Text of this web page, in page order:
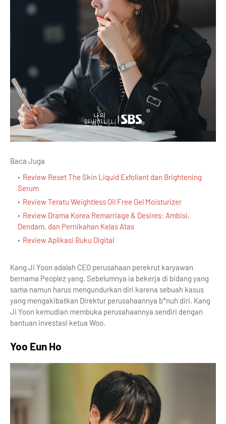
Baca Juga
Review Reset The Skin Liquid Exfoliant dan Brightening
Serum
Review Teratu Weightless Oil Free Gel Moisturizer
Review Drama Korea Remarriage & Desires: Ambisi,
Dendam, dan Pernikahan Kelas Atas
Review Aplikasi Buku Digital
Kang Ji Yoon adalah CEO perusahaan perekrut karyawan
bernama Peoplez yang. Sebelumnya ia bekerja di bidang yang
sama namun harus mengundurkan diri karena sebuah kasus
yang mengakibatkan Direktur perusahaannya b*nuh diri. Kang
Ji Yoon kemudian membuka perusahaannya sendiri dengan
bantuan investasi ketua Woo.
Yoo Eun Ho